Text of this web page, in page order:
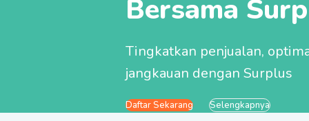
Bersama
Tingkatkan penjualan,
jangkauan dengan Surplus
Daftar Sekarang Selengkapnya